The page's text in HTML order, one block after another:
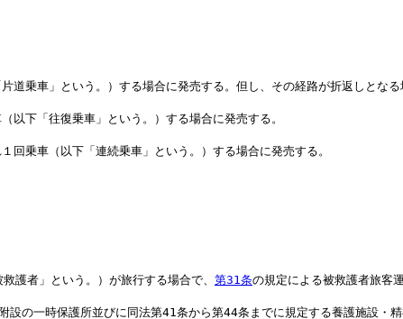
乗車」という。）する場合に発売する。但し、その経路が折返しとな
下「往復乗車」という。）する場合に発売する。
乗車（以下「連続乗車」という。）する場合に発売する。
護者」という。）が旅行する場合で、 第31条の規定による被救護者旅客
の一時保護所並びに同法第41条から第44条までに規定する養護施設・